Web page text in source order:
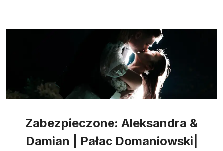
Zabezpieczone: Aleksandra &
Damian | Pałac Domaniowski|